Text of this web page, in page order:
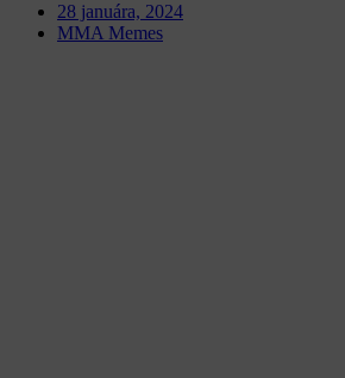
28 januára, 2024
MMA Memes